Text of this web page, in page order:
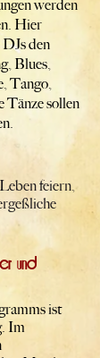
werden
Hier
den
Blues,
Tango,
Tänze sollen
feiern,
und
ist
Im